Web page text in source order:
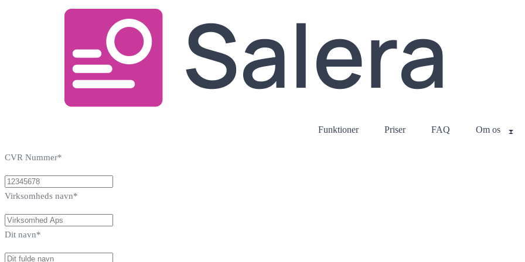
Funktioner Priser FAQ Om os
CVR Nummer*
Virksomheds navn*
Dit navn*